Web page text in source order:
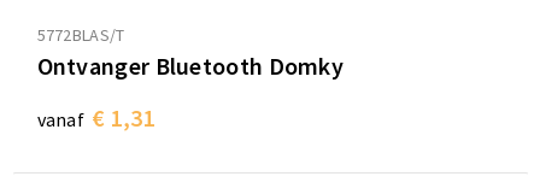
5772BLAS/T
Ontvanger Bluetooth Domky
vanaf € 1,31